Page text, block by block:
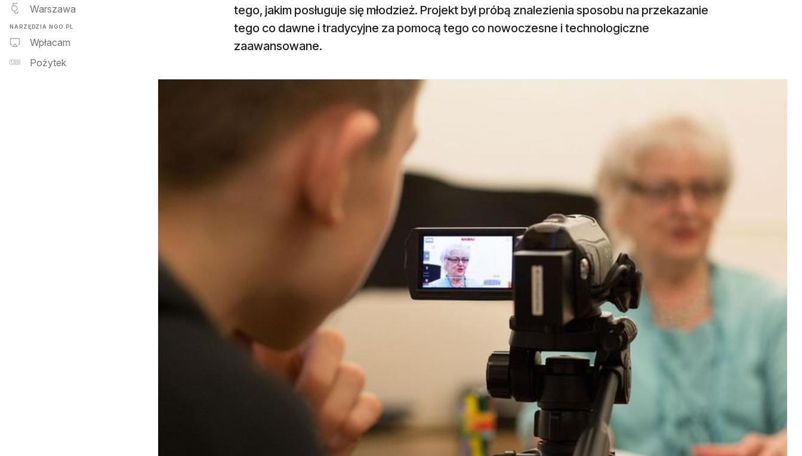
Warszawa
NARZĘDZIA NGO.PL
Wpłacam
Pożytek
tego, jakim posługuje się młodzież. Projekt był próbą znalezienia sposobu na przekazanie
tego co dawne i tradycyjne za pomocą tego co nowoczesne i technologiczne
zaawansowane.